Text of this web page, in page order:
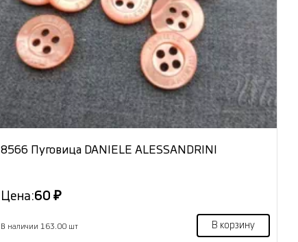
8566 Пуговица DANIELE ALESSANDRINI
Цена:60 ₽
В наличии 163.00 шт В корзину